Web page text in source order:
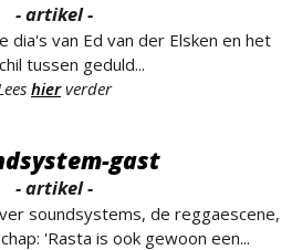
- artikel -
dia's van Ed van der Elsken en het
tussen geduld...
hierverder
gast
- artikel -
soundsystems, de reggaescene,
'Rasta is ook gewoon een...